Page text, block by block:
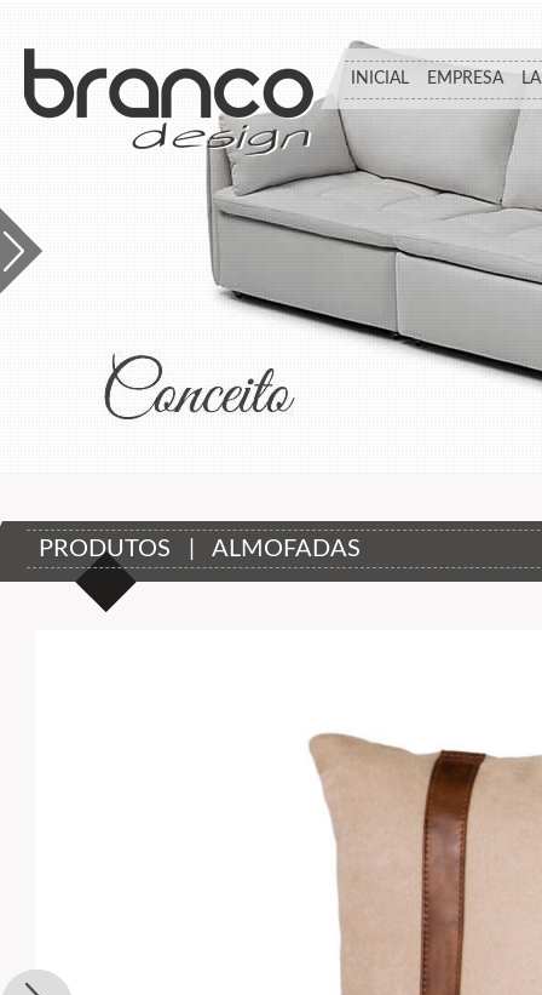
INICIAL EMPRESA
PRODUTOS | ALMOFADAS